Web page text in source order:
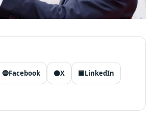
🔵Facebook ⚫X 🟦LinkedIn